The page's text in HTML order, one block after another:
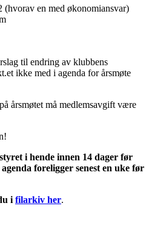
(hvorav en med økonomiansvar)
til endring av klubbens
ikke med i agenda for årsmøte
årsmøtet må medlemsavgift være
i hende innen 14 dager før
foreligger senest en uke før
i filarkiv her.